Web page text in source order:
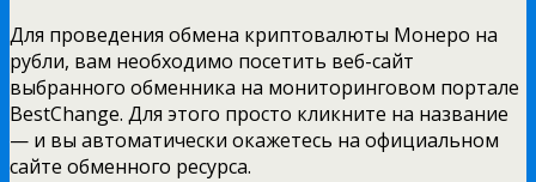
Для проведения обмена криптовалюты Монеро на
рубли, вам необходимо посетить веб-сайт
выбранного обменника на мониторинговом портале
BestChange. Для этого просто кликните на название
— и вы автоматически окажетесь на официальном
сайте обменного ресурса.